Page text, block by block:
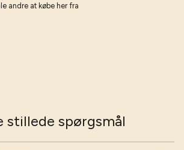
andre at købe her fra
stillede spørgsmål